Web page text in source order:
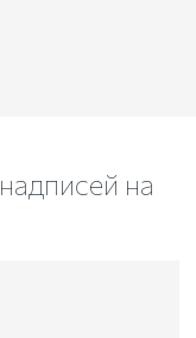
надписей на